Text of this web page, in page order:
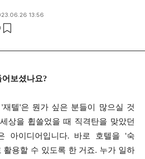
13:56
보셨나요?
텔'은 뭔가 싶은 분들이 많으실 것
상을 휩쓸었을 때 직격탄을 맞았던
아이디어입니다. 바로 호텔을 '숙
활용할 수 있도록 한 거죠. 누가 일하